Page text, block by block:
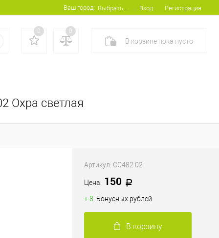
Ваш город: Выбрать... Вход Регистрация
0 0
В корзине пока пусто
Охра светлая
Артикул: CC482 02
Цена: 150
+ 8 Бонусных рублей
В корзину